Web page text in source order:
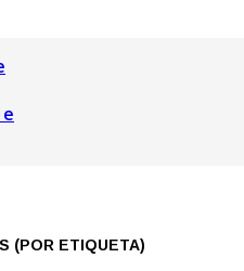
(POR ETIQUETA)